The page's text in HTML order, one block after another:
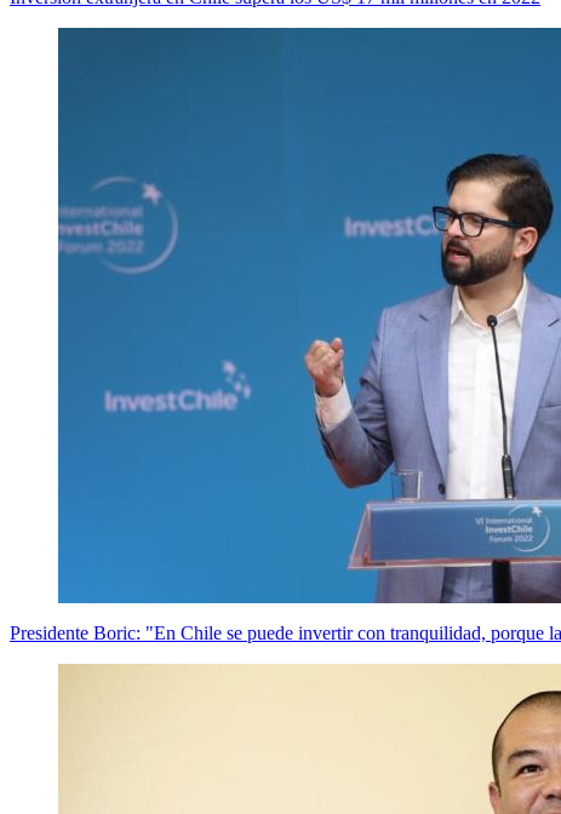
Presidente Boric: "En Chile se puede invertir con tranquilidad, porque